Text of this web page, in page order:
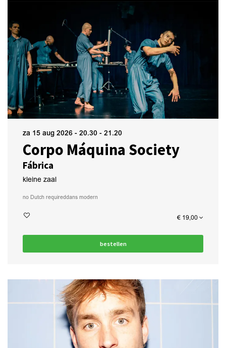
Corpo Máquina Society
Fábrica
za 15 aug 2026 - 20.30 - 21.20
kleine zaal
no Dutch requireddans modern
€ 19,00
bestellen